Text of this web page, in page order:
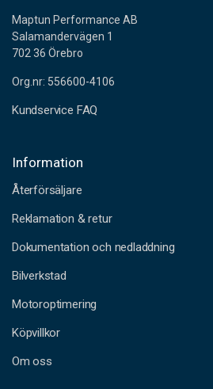
Maptun Performance AB
Salamandervägen 1
702 36 Örebro
Org.nr: 556600-4106
Kundservice FAQ
Information
Återförsäljare
Reklamation & retur
Dokumentation och nedladdning
Bilverkstad
Motoroptimering
Köpvillkor
Om oss